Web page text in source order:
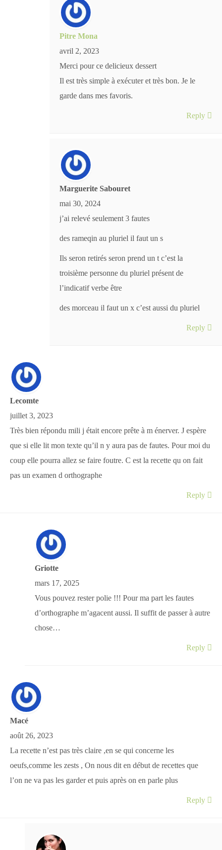
Pitre Mona
avril 2, 2023
Merci pour ce delicieux dessert
Il est très simple à exécuter et très bon. Je le
garde dans mes favoris.
Reply
Marguerite Sabouret
mai 30, 2024
j’ai relevé seulement 3 fautes
des rameqin au pluriel il faut un s
Ils seron retirés seron prend un t c’est la
troisième personne du pluriel présent de
l’indicatif verbe être
des morceau il faut un x c’est aussi du pluriel
Reply
Lecomte
juillet 3, 2023
Très bien répondu mili j était encore prête à m énerver. J espère
que si elle lit mon texte qu’il n y aura pas de fautes. Pour moi du
coup elle pourra allez se faire foutre. C est la recette qu on fait
pas un examen d orthographe
Reply
Griotte
mars 17, 2025
Vous pouvez rester polie !!! Pour ma part les fautes
d’orthographe m’agacent aussi. Il suffit de passer à autre
chose…
Reply
Macé
août 26, 2023
La recette n’est pas très claire ,en se qui concerne les
oeufs,comme les zests , On nous dit en début de recettes que
l’on ne va pas les garder et puis après on en parle plus
Reply